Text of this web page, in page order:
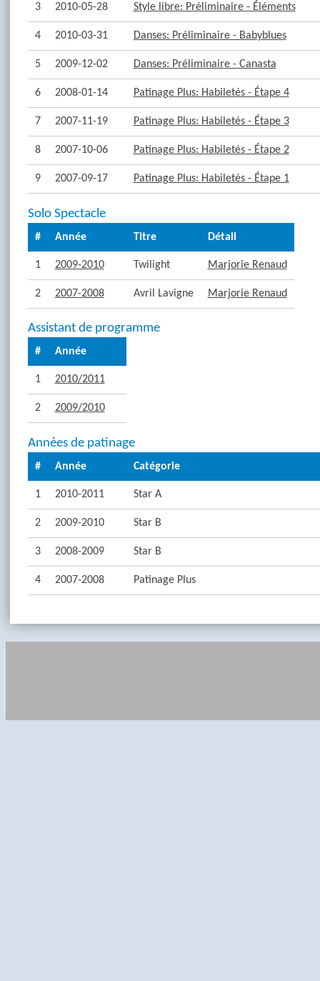
3 2010-05-28 Style libre: Préliminaire - Éléments
4 2010-03-31 Danses: Préliminaire - Babyblues
5 2009-12-02 Danses: Préliminaire - Canasta
6 2008-01-14 Patinage Plus: Habiletés - Étape 4
7 2007-11-19 Patinage Plus: Habiletés - Étape 3
8 2007-10-06 Patinage Plus: Habiletés - Étape 2
9 2007-09-17 Patinage Plus: Habiletés - Étape 1
Solo Spectacle
# Année Titre Détail
1 2009-2010 Twilight Marjorie Renaud
2 2007-2008 Avril Lavigne Marjorie Renaud
Assistant de programme
# Année
1 2010/2011
2 2009/2010
Années de patinage
# Année Catégorie
1 2010-2011 Star A
2 2009-2010 Star B
3 2008-2009 Star B
4 2007-2008 Patinage Plus